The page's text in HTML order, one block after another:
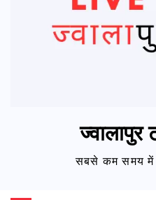
ज्वालापुर
सबसे कम समय